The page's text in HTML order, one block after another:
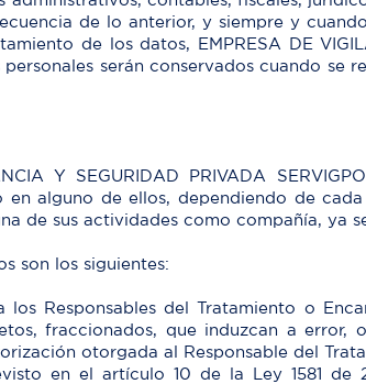
de lo anterior, y siempre y
de los datos, EMPRESA DE
serán conservados cuando se
Y SEGURIDAD PRIVADA
alguno de ellos, dependiendo de
de sus actividades como compañía, ya
son los siguientes:
Responsables del Tratamiento o
fraccionados, que induzcan a error,
otorgada al Responsable del
en el artículo 10 de la Ley 1581 de